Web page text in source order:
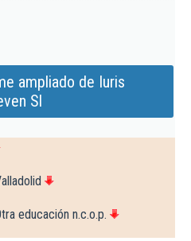
ampliado de Iuris
Sl
educación n.c.o.p.